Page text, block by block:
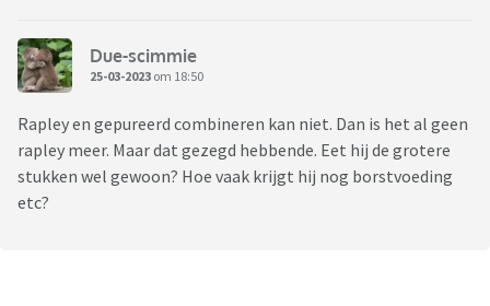
Due-scimmie
25-03-2023 om 18:50
Rapley en gepureerd combineren kan niet. Dan is het al geen
rapley meer. Maar dat gezegd hebbende. Eet hij de grotere
stukken wel gewoon? Hoe vaak krijgt hij nog borstvoeding
etc?